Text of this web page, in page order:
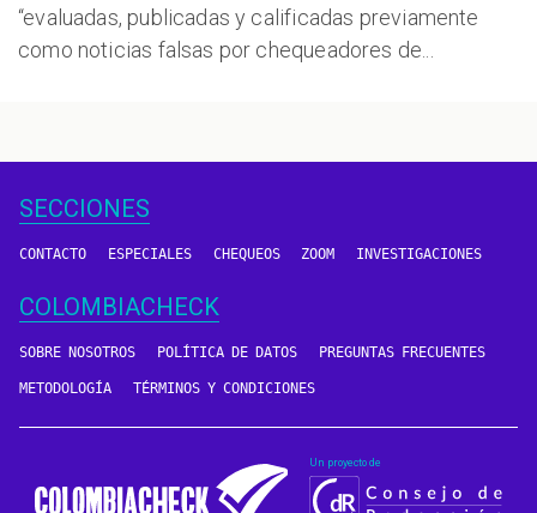
“evaluadas, publicadas y calificadas previamente
como noticias falsas por chequeadores de...
SECCIONES
CONTACTO ESPECIALES CHEQUEOS ZOOM INVESTIGACIONES
COLOMBIACHECK
SOBRE NOSOTROS POLÍTICA DE DATOS PREGUNTAS FRECUENTES
METODOLOGÍA TÉRMINOS Y CONDICIONES
Un proyecto de